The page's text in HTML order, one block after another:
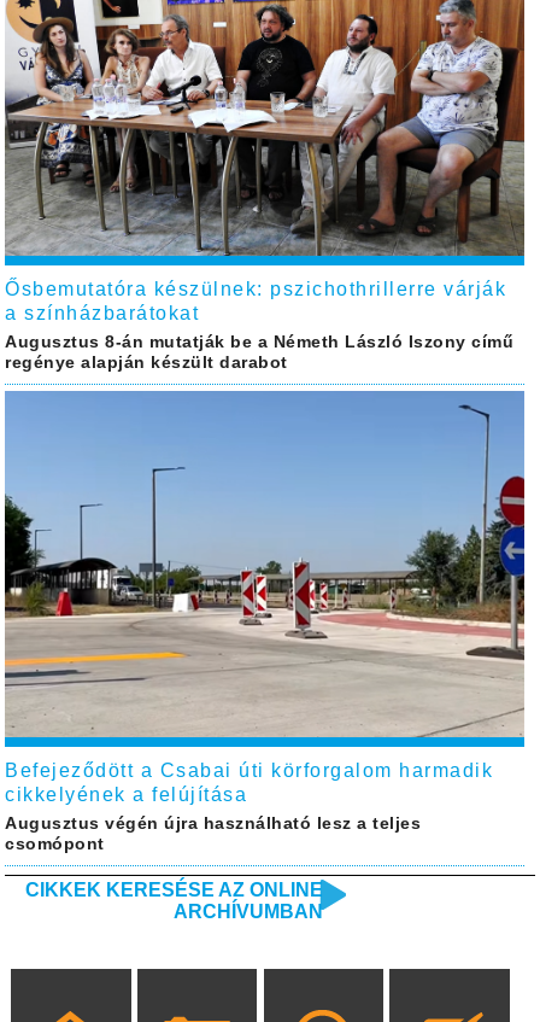
Ősbemutatóra készülnek: pszichothrillerre várják
a színházbarátokat
Augusztus 8-án mutatják be a Németh László Iszony című
regénye alapján készült darabot
Befejeződött a Csabai úti körforgalom harmadik
cikkelyének a felújítása
Augusztus végén újra használható lesz a teljes
csomópont
CIKKEK KERESÉSE AZ ONLINE
ARCHÍVUMBAN